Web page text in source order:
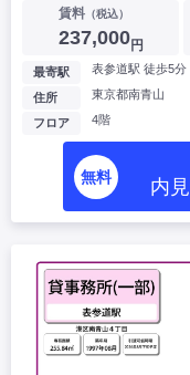
賃料（税込）
237,000円
最寄駅 表参道駅 徒歩5分
住所 東京都南青山
フロア 4階
無料 内